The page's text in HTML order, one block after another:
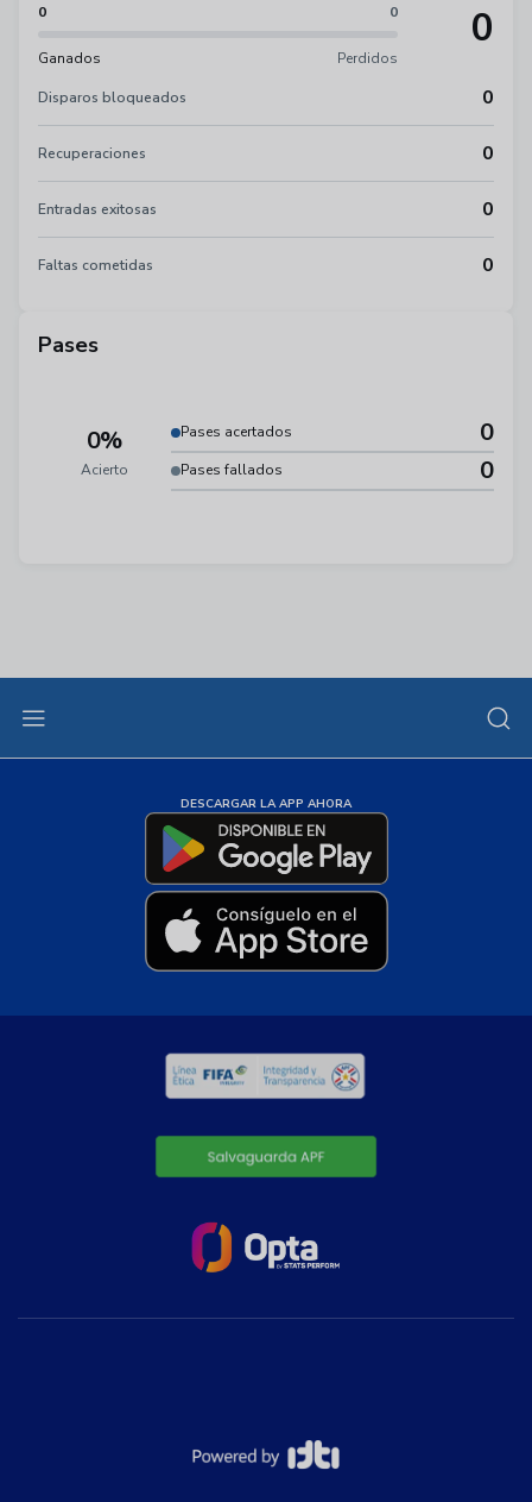
0 0
Ganados Perdidos
0
Disparos bloqueados 0
Recuperaciones 0
Entradas exitosas 0
Faltas cometidas 0
Pases
0%
Acierto
Pases acertados 0
Pases fallados 0
DESCARGAR LA APP AHORA